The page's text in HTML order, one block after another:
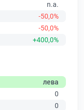
n.a.
-50,0%
-50,0%
+400,0%
лева
0
0